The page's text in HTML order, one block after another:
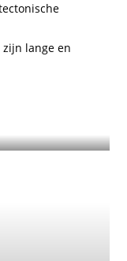
lange en
van